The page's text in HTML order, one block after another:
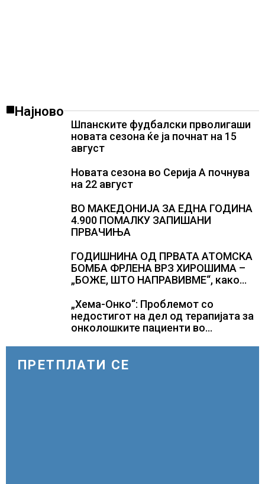
Најново
Шпанските фудбалски прволигаши
новата сезона ќе ја почнат на 15
август
Новата сезона во Серија А почнува
на 22 август
ВО МАКЕДОНИЈА ЗА ЕДНА ГОДИНА
4.900 ПОМАЛКУ ЗАПИШАНИ
ПРВАЧИЊА
ГОДИШНИНА ОД ПРВАТА АТОМСКА
БОМБА ФРЛЕНА ВРЗ ХИРОШИМА –
„БОЖЕ, ШТО НАПРАВИВМЕ“, како
Геј“ и учесниците во
бомбардирањето го доживуваа овој
настан што го промени текот на
„Хема-Онко“: Проблемот со
недостигот на дел од терапијата за
онколошките пациенти во
ПРЕТПЛАТИ СЕ